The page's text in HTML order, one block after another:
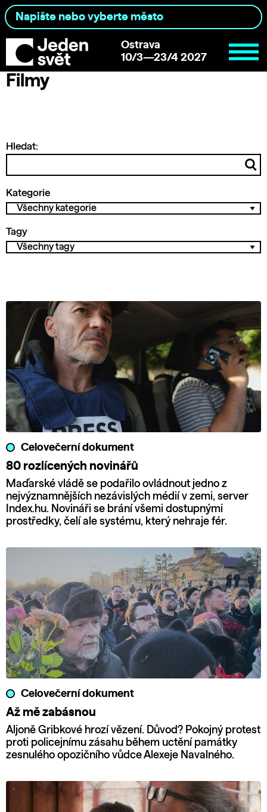
Ostrava
10/3—23/4 2027
Filmy
Hledat:
Kategorie
Tagy
Celovečerní dokument
80 rozlícených novinářů
Maďarské vládě se podařilo ovládnout jedno z
nejvýznamnějších nezávislých médií v zemi, server
Index.hu. Novináři se brání všemi dostupnými
prostředky, čelí ale systému, který nehraje fér.
Celovečerní dokument
Až mě zabásnou
Aljoně Gribkové hrozí vězení. Důvod? Pokojný protest
proti policejnímu zásahu během uctění památky
zesnulého opozičního vůdce Alexeje Navalného.